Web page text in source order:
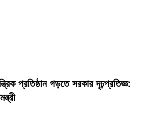
প্রতিষ্ঠান গড়তে সরকার দৃঢ়প্রতিজ্ঞ: